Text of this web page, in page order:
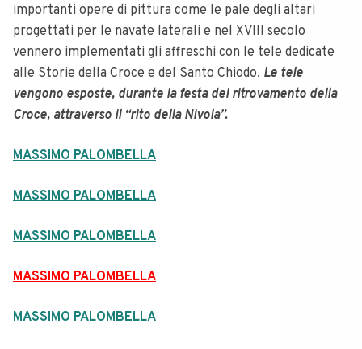
importanti opere di pittura come le pale degli altari
progettati per le navate laterali e nel XVIII secolo
vennero implementati gli affreschi con le tele dedicate
alle Storie della Croce e del Santo Chiodo. Le tele
vengono esposte, durante la festa del ritrovamento della
Croce, attraverso il “rito della Nivola”.
MASSIMO PALOMBELLA
MASSIMO PALOMBELLA
MASSIMO PALOMBELLA
MASSIMO PALOMBELLA
MASSIMO PALOMBELLA